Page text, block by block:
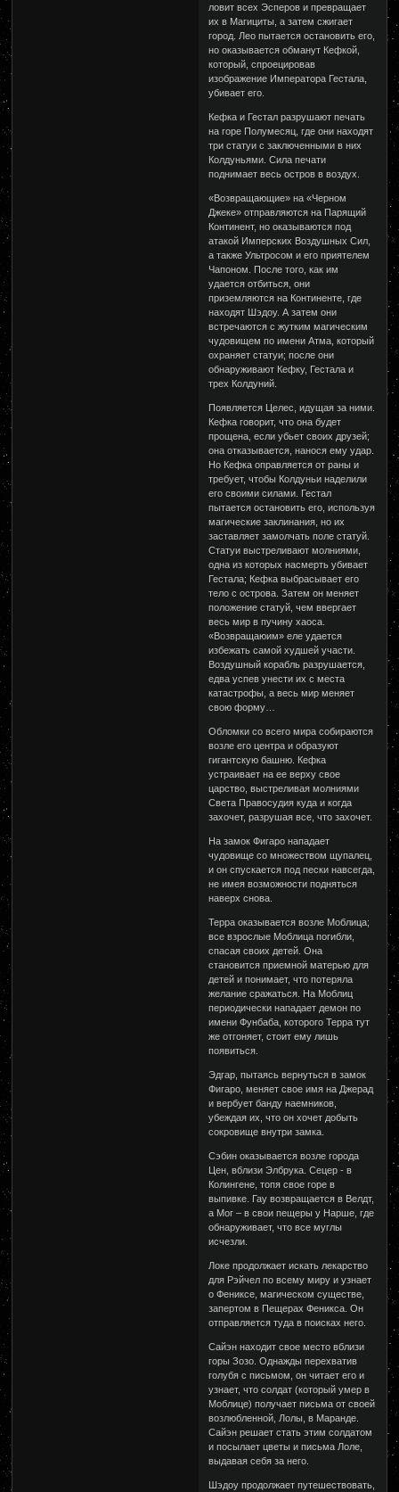
ловит всех Эсперов и превращает
их в Магициты, а затем сжигает
город. Лео пытается остановить его,
но оказывается обманут Кефкой,
который, спроецировав
изображение Императора Гестала,
убивает его.
Кефка и Гестал разрушают печать
на горе Полумесяц, где они находят
три статуи с заключенными в них
Колдуньями. Сила печати
поднимает весь остров в воздух.
«Возвращающие» на «Черном
Джеке» отправляются на Парящий
Континент, но оказываются под
атакой Имперских Воздушных Сил,
а также Ультросом и его приятелем
Чапоном. После того, как им
удается отбиться, они
приземляются на Континенте, где
находят Шэдоу. А затем они
встречаются с жутким магическим
чудовищем по имени Атма, который
охраняет статуи; после они
обнаруживают Кефку, Гестала и
трех Колдуний.
Появляется Целес, идущая за ними.
Кефка говорит, что она будет
прощена, если убьет своих друзей;
она отказывается, нанося ему удар.
Но Кефка оправляется от раны и
требует, чтобы Колдуньи наделили
его своими силами. Гестал
пытается остановить его, используя
магические заклинания, но их
заставляет замолчать поле статуй.
Статуи выстреливают молниями,
одна из которых насмерть убивает
Гестала; Кефка выбрасывает его
тело с острова. Затем он меняет
положение статуй, чем ввергает
весь мир в пучину хаоса.
«Возвращаюим» еле удается
избежать самой худшей участи.
Воздушный корабль разрушается,
едва успев унести их с места
катастрофы, а весь мир меняет
свою форму…
Обломки со всего мира собираются
возле его центра и образуют
гигантскую башню. Кефка
устраивает на ее верху свое
царство, выстреливая молниями
Света Правосудия куда и когда
захочет, разрушая все, что захочет.
На замок Фигаро нападает
чудовище со множеством щупалец,
и он спускается под пески навсегда,
не имея возможности подняться
наверх снова.
Терра оказывается возле Моблица;
все взрослые Моблица погибли,
спасая своих детей. Она
становится приемной матерью для
детей и понимает, что потеряла
желание сражаться. На Моблиц
периодически нападает демон по
имени Фунбаба, которого Терра тут
же отгоняет, стоит ему лишь
появиться.
Эдгар, пытаясь вернуться в замок
Фигаро, меняет свое имя на Джерад
и вербует банду наемников,
убеждая их, что он хочет добыть
сокровище внутри замка.
Сэбин оказывается возле города
Цен, вблизи Элбрука. Сецер - в
Колингене, топя свое горе в
выпивке. Гау возвращается в Велдт,
а Мог – в свои пещеры у Нарше, где
обнаруживает, что все муглы
исчезли.
Локе продолжает искать лекарство
для Рэйчел по всему миру и узнает
о Фениксе, магическом существе,
запертом в Пещерах Феникса. Он
отправляется туда в поисках него.
Сайэн находит свое место вблизи
горы Зозо. Однажды перехватив
голубя с письмом, он читает его и
узнает, что солдат (который умер в
Моблице) получает письма от своей
возлюбленной, Лолы, в Маранде.
Сайэн решает стать этим солдатом
и посылает цветы и письма Лоле,
выдавая себя за него.
Шэдоу продолжает путешествовать,